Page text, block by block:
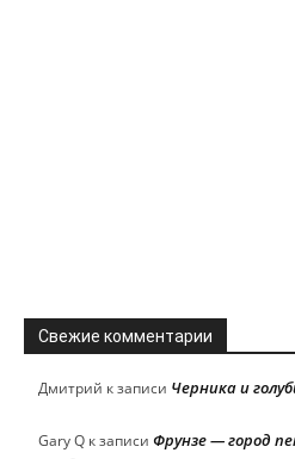
Свежие комментарии
Дмитрий к записи Черника и
Gary Q к записи Фрунзе — город